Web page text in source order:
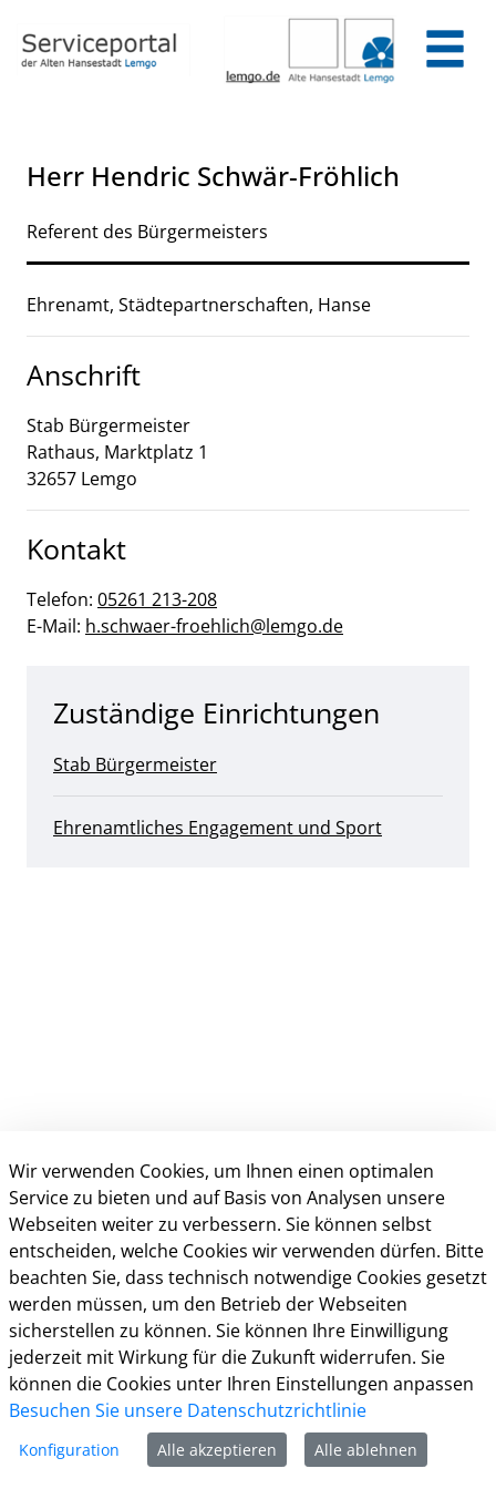
Herr Hendric Schwär-Fröhlich
Referent des Bürgermeisters
Beschreibung
Ehrenamt, Städtepartnerschaften, Hanse
Anschrift
Stab Bürgermeister
Rathaus, Marktplatz 1
32657 Lemgo
Kontakt
Telefon: 05261 213-208
E-Mail: h.schwaer-froehlich@​lemgo.de
Zuständige Einrichtungen
Stab Bürgermeister
Ehrenamtliches Engagement und Sport
Kontakt
Öffnungszeiten
Häuftig gestellte Fragen (FAQ)
Impressum
Datenschutz
Nutzungsbedingungen
Wir verwenden Cookies, um Ihnen einen optimalen
Service zu bieten und auf Basis von Analysen unsere
Webseiten weiter zu verbessern. Sie können selbst
entscheiden, welche Cookies wir verwenden dürfen. Bitte
beachten Sie, dass technisch notwendige Cookies gesetzt
werden müssen, um den Betrieb der Webseiten
sicherstellen zu können. Sie können Ihre Einwilligung
jederzeit mit Wirkung für die Zukunft widerrufen. Sie
können die Cookies unter Ihren Einstellungen anpassen
Besuchen Sie unsere Datenschutzrichtlinie
Konfiguration Alle akzeptieren Alle ablehnen